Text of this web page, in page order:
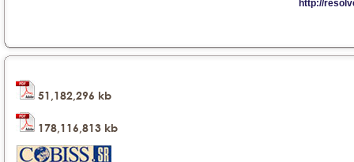
51,182,296 kb
178,116,813 kb